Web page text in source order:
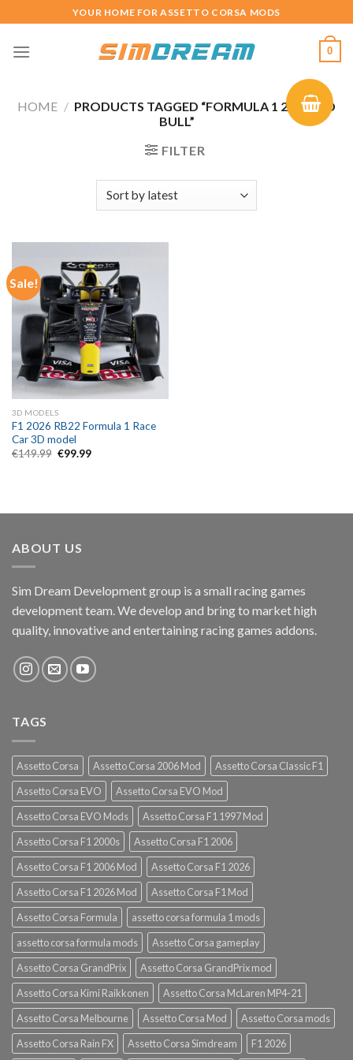
to
content
YOUR HOME FOR ASSETTO CORSA MODS
0
HOME / PRODUCTS TAGGED “FORMULA 1 2026 RED
BULL”
FILTER
Sale!
3D MODELS
F1 2026 RB22 Formula 1 Race
Car 3D model
€149.99 Original
€99.99Current
ABOUT US
Sim Dream Development group is a small racing games
development team. We develop and bring to market high
quality, innovative and entertaining racing games addons.
TAGS
Assetto Corsa Assetto Corsa 2006 Mod
Assetto Corsa Classic F1
Assetto Corsa EVO
Assetto Corsa EVO Mod
Assetto Corsa EVO Mods
Assetto Corsa F1 1997 Mod
Assetto Corsa F1 2000s
Assetto Corsa F1 2006
Assetto Corsa F1 2006 Mod
Assetto Corsa F1 2026
Assetto Corsa F1 2026 Mod
Assetto Corsa F1 Mod
Assetto Corsa Formula
assetto corsa formula 1 mods
assetto corsa formula mods
Assetto Corsa gameplay
Assetto Corsa GrandPrix
Assetto Corsa GrandPrix mod
Assetto Corsa Kimi Raikkonen
Assetto Corsa McLaren MP4-21
Assetto Corsa Melbourne
Assetto Corsa Mod
Assetto Corsa mods
Assetto Corsa Rain FX
Assetto Corsa Simdream F1 2026